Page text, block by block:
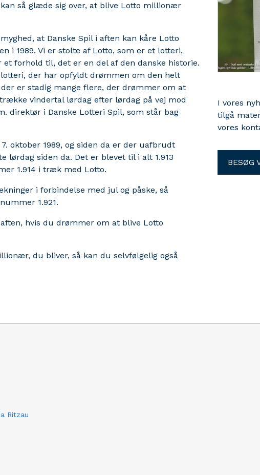
så glæde sig over, at blive Lotto millionær
at Danske Spil i aften kan kåre Lotto
i 1989. Vi er stolte af Lotto, som er et lotteri,
forhold til, det er en del af den danske historie.
der har opfyldt drømmen om den helt
er stadig mange flere, der drømmer om at
vindertal lørdag efter lørdag på vej mod
direktør i Danske Lotteri Spil, som står bag
oktober 1989, og siden da er der uafbrudt
lørdag siden da. Det er blevet til i alt 1.913
1.914 i træk med Lotto.
i forbindelse med jul og påske, så
1.921.
hvis du drømmer om at blive Lotto
du bliver, så kan du selvfølgelig også
I vores
tilgå
vores
BESØG
Ritzau